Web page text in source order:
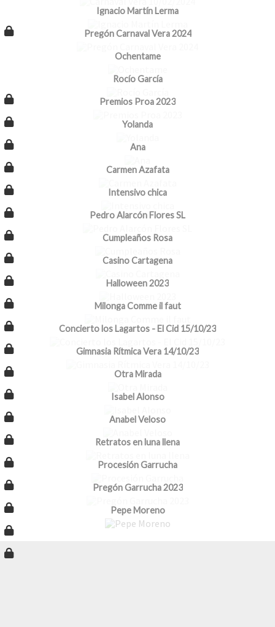
Ignacio Martín Lerma
Pregón Carnaval Vera 2024
Ochentame
Rocío García
Premios Proa 2023
Yolanda
Ana
Carmen Azafata
Intensivo chica
Pedro Alarcón Flores SL
Cumpleaños Rosa
Casino Cartagena
Halloween 2023
Milonga Comme il faut
Concierto los Lagartos - El Cid 15/10/23
Gimnasia Rítmica Vera 14/10/23
Otra Mirada
Isabel Alonso
Anabel Veloso
Retratos en luna llena
Procesión Garrucha
Pregón Garrucha 2023
Pepe Moreno